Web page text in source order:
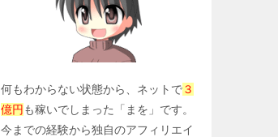
何もわからない状態から、ネットで３
億円 も稼いでしまった「まを」です。
今までの経験から独自のアフィリエイ